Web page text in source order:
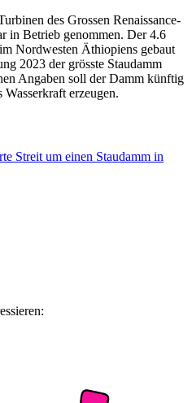
des Grossen Renaissance-
in Betrieb genommen. Der 4.6
Nordwesten Äthiopiens gebaut
2023 der grösste Staudamm
Angaben soll der Damm künftig
erzeugen.
Streit um einen Staudamm in